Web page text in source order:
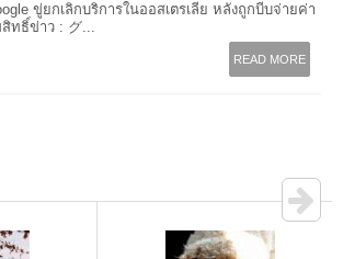
ขู่ยกเลิกบริการในออสเตรเลีย หลังถูกบีบจ่ายค่า
ทธิ์ข่าว : グ...
READ MORE